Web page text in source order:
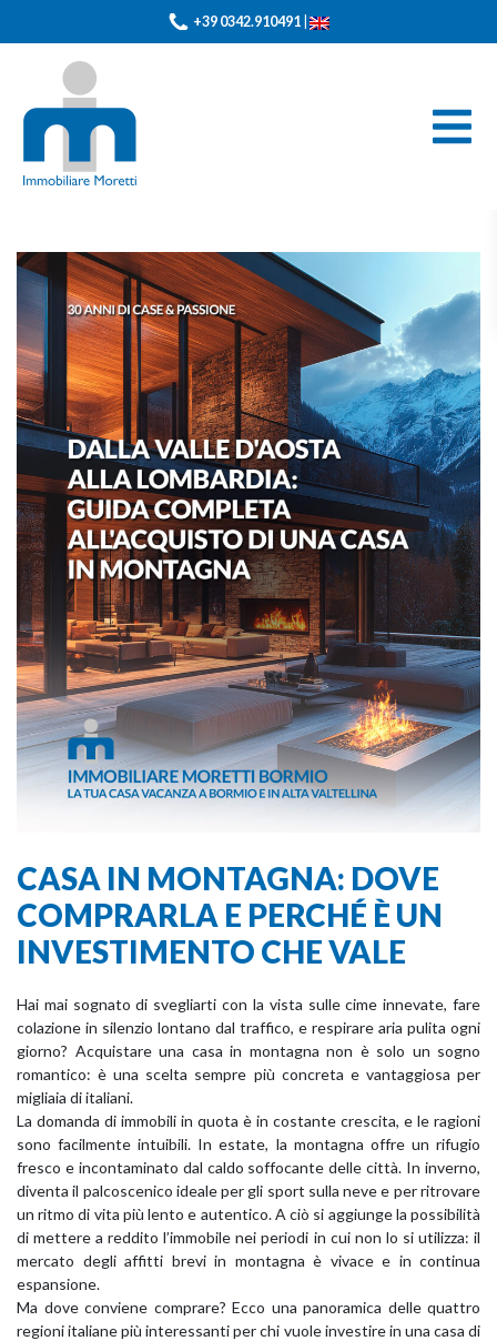
+39 0342.910491
CASA IN MONTAGNA: DOVE
COMPRARLA E PERCHÉ È UN
INVESTIMENTO CHE VALE
Hai mai sognato di svegliarti con la vista sulle cime innevate, fare
colazione in silenzio lontano dal traffico, e respirare aria pulita ogni
giorno? Acquistare una casa in montagna non è solo un sogno
romantico: è una scelta sempre più concreta e vantaggiosa per
migliaia di italiani.
La domanda di immobili in quota è in costante crescita, e le ragioni
sono facilmente intuibili. In estate, la montagna offre un rifugio
fresco e incontaminato dal caldo soffocante delle città. In inverno,
diventa il palcoscenico ideale per gli sport sulla neve e per ritrovare
un ritmo di vita più lento e autentico. A ciò si aggiunge la possibilità
di mettere a reddito l’immobile nei periodi in cui non lo si utilizza: il
mercato degli affitti brevi in montagna è vivace e in continua
espansione.
Ma dove conviene comprare? Ecco una panoramica delle quattro
regioni italiane più interessanti per chi vuole investire in una casa di